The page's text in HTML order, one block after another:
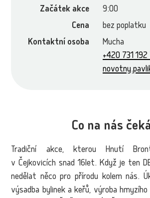
Začátek akce
9:00
Cena
bez poplatku
Kontaktní osoba
Mucha
+420 731 192
Co na nás čeká
Tradiční akce, kterou Hnutí
v Čejkovicích snad 16let. Když je ten
nedělat něco pro přírodu kolem nás.
výsadba bylinek a keřů, výroba